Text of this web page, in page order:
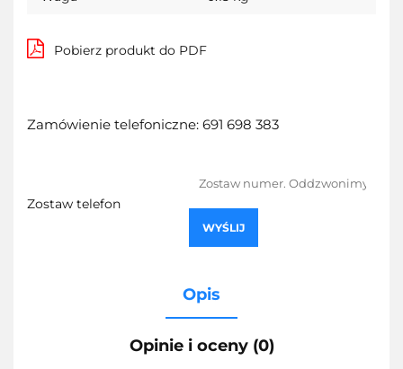
Pobierz produkt do PDF
Zamówienie telefoniczne: 691 698 383
Zostaw telefon
WYŚLIJ
Opis
Opinie i oceny (0)